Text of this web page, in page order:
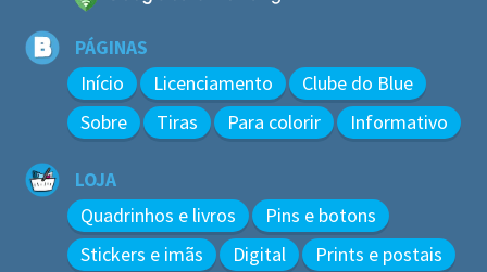
PÁGINAS
Início Licenciamento
Clube do Blue
Sobre
Tiras Para colorir Informativo
LOJA
Quadrinhos e livros
Pins e botons
Stickers e imãs
Digital Prints e postais